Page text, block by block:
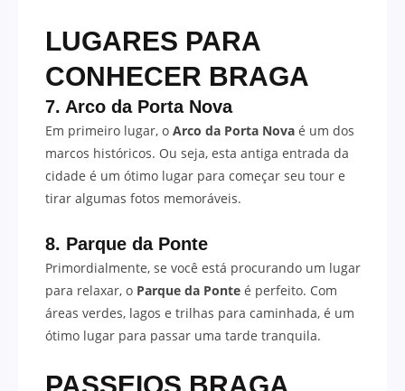
LUGARES PARA
CONHECER BRAGA
7. Arco da Porta Nova
Em primeiro lugar, o Arco da Porta Nova é um dos
marcos históricos. Ou seja, esta antiga entrada da
cidade é um ótimo lugar para começar seu tour e
tirar algumas fotos memoráveis.
8. Parque da Ponte
Primordialmente, se você está procurando um lugar
para relaxar, o Parque da Ponte é perfeito. Com
áreas verdes, lagos e trilhas para caminhada, é um
ótimo lugar para passar uma tarde tranquila.